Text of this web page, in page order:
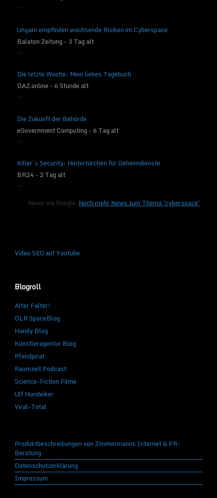
...
Ungarn empfinden wachsende Risiken im Cyberspace
Balaton Zeitung - 3 Tag alt
...
Die letzte Woche: Mein liebes Tagebuch
DAZ.online - 6 Stunde alt
...
Die Zukunft der Behörde
eGovernment Computing - 6 Tag alt
...
Killer’s Security: Hintertürchen für Geheimdienste
BR24 - 2 Tag alt
...
News via Google. Noch mehr News zum Thema 'cyberspace'
Video SEO auf Youtube
Blogroll
Alter Falter!
DLR SpaceBlog
Handy Blog
Künstleragentur Blog
Pfandpirat
Raumzeit Podcast
Science-Fiction Filme
Ulf Hundeiker
Viral-Total
Produktbeschreibungen von Zimmermanns Internet & PR-
Beratung
Datenschutzerklärung
Impressum